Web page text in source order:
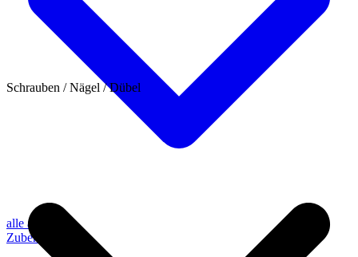
alle anzeigen
Zubehör
Schrauben / Nägel / Dübel